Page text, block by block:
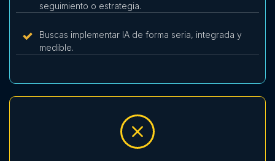
seguimiento o estrategia.
Buscas implementar IA de forma seria, integrada y
medible.